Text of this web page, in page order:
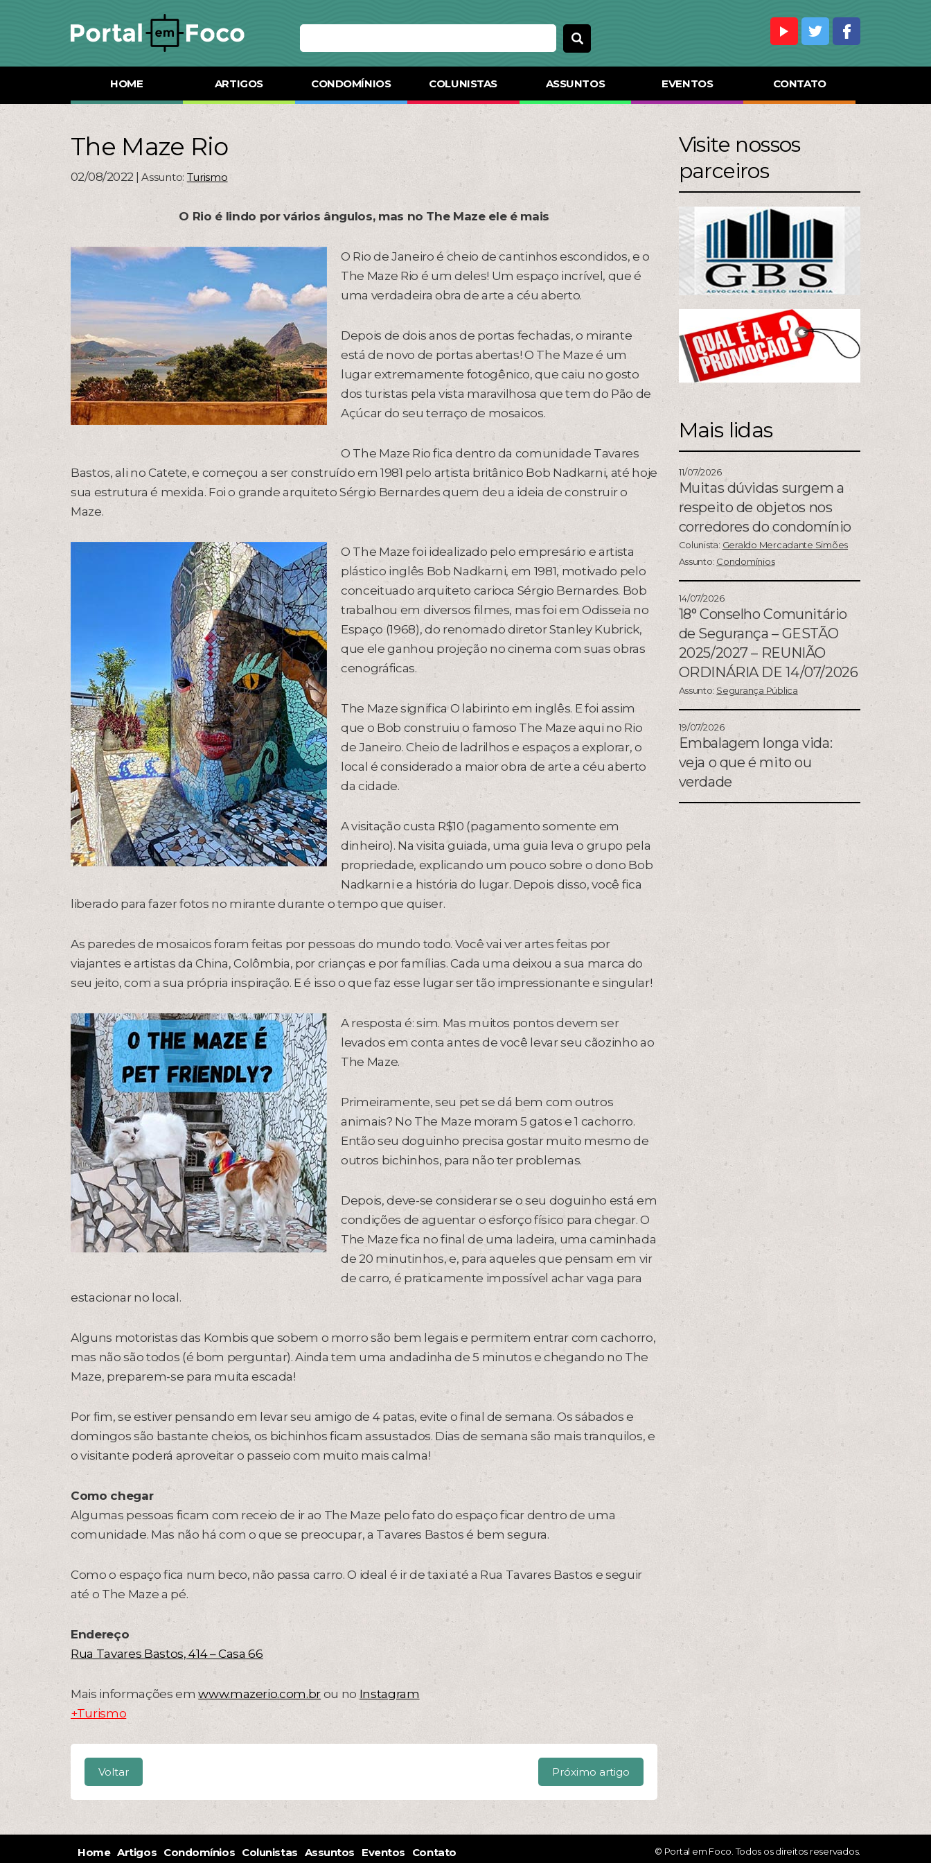
HOME ARTIGOS CONDOMÍNIOS COLUNISTAS ASSUNTOS EVENTOS CONTATO
The Maze Rio
02/08/2022 |Assunto: Turismo
O Rio é lindo por vários ângulos, mas no The Maze ele é mais
O Rio de Janeiro é cheio de cantinhos escondidos, e o
The Maze Rio é um deles! Um espaço incrível, que é
uma verdadeira obra de arte a céu aberto.
Depois de dois anos de portas fechadas, o mirante
está de novo de portas abertas! O The Maze é um
lugar extremamente fotogênico, que caiu no gosto
dos turistas pela vista maravilhosa que tem do Pão de
Açúcar do seu terraço de mosaicos.
O The Maze Rio fica dentro da comunidade Tavares
Bastos, ali no Catete, e começou a ser construído em 1981 pelo artista britânico Bob Nadkarni, até hoje
sua estrutura é mexida. Foi o grande arquiteto Sérgio Bernardes quem deu a ideia de construir o
Maze.
O The Maze foi idealizado pelo empresário e artista
plástico inglês Bob Nadkarni, em 1981, motivado pelo
conceituado arquiteto carioca Sérgio Bernardes. Bob
trabalhou em diversos filmes, mas foi em Odisseia no
Espaço (1968), do renomado diretor Stanley Kubrick,
que ele ganhou projeção no cinema com suas obras
cenográficas.
The Maze significa O labirinto em inglês. E foi assim
que o Bob construiu o famoso The Maze aqui no Rio
de Janeiro. Cheio de ladrilhos e espaços a explorar, o
local é considerado a maior obra de arte a céu aberto
da cidade.
A visitação custa R$10 (pagamento somente em
dinheiro). Na visita guiada, uma guia leva o grupo pela
propriedade, explicando um pouco sobre o dono Bob
Nadkarni e a história do lugar. Depois disso, você fica
liberado para fazer fotos no mirante durante o tempo que quiser.
As paredes de mosaicos foram feitas por pessoas do mundo todo. Você vai ver artes feitas por
viajantes e artistas da China, Colômbia, por crianças e por famílias. Cada uma deixou a sua marca do
seu jeito, com a sua própria inspiração. E é isso o que faz esse lugar ser tão impressionante e singular!
A resposta é: sim. Mas muitos pontos devem ser
levados em conta antes de você levar seu cãozinho ao
The Maze.
Primeiramente, seu pet se dá bem com outros
animais? No The Maze moram 5 gatos e 1 cachorro.
Então seu doguinho precisa gostar muito mesmo de
outros bichinhos, para não ter problemas.
Depois, deve-se considerar se o seu doguinho está em
condições de aguentar o esforço físico para chegar. O
The Maze fica no final de uma ladeira, uma caminhada
de 20 minutinhos, e, para aqueles que pensam em vir
de carro, é praticamente impossível achar vaga para
estacionar no local.
Alguns motoristas das Kombis que sobem o morro são bem legais e permitem entrar com cachorro,
mas não são todos (é bom perguntar). Ainda tem uma andadinha de 5 minutos e chegando no The
Maze, preparem-se para muita escada!
Por fim, se estiver pensando em levar seu amigo de 4 patas, evite o final de semana. Os sábados e
domingos são bastante cheios, os bichinhos ficam assustados. Dias de semana são mais tranquilos, e
o visitante poderá aproveitar o passeio com muito mais calma!
Como chegar
Algumas pessoas ficam com receio de ir ao The Maze pelo fato do espaço ficar dentro de uma
comunidade. Mas não há com o que se preocupar, a Tavares Bastos é bem segura.
Como o espaço fica num beco, não passa carro. O ideal é ir de taxi até a Rua Tavares Bastos e seguir
até o The Maze a pé.
Endereço
Rua Tavares Bastos, 414 – Casa 66
Mais informações emwww.mazerio.com.br ou no Instagram
+Turismo
Voltar Próximo artigo
Visite nossos
parceiros
Mais lidas
11/07/2026
Muitas dúvidas surgem a
respeito de objetos nos
corredores do condomínio
Colunista: Geraldo Mercadante Simões
Assunto: Condomínios
14/07/2026
18° Conselho Comunitário
de Segurança – GESTÃO
2025/2027 – REUNIÃO
ORDINÁRIA DE 14/07/2026
Assunto: Segurança Pública
19/07/2026
Embalagem longa vida:
veja o que é mito ou
verdade
Home Artigos Condomínios Colunistas Assuntos Eventos Contato © Portal em Foco. Todos os direitos reservados.